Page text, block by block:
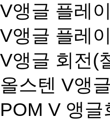
V앵글 플레
V앵글 플레
V앵글 회전(
올스텐 V앵
POM V 앵글